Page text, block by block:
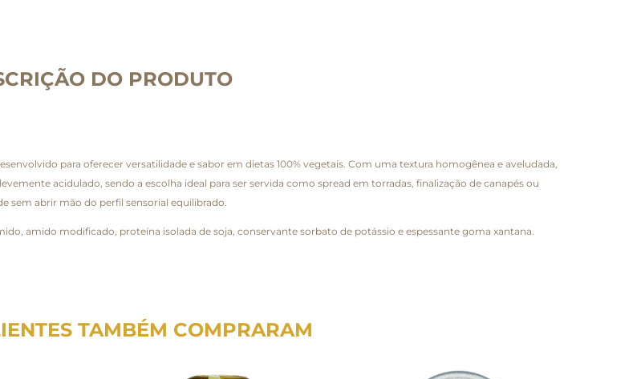
DO PRODUTO
para oferecer versatilidade e sabor em dietas 100% vegetais. Com uma textura homogênea e aveludada,
acidulado, sendo a escolha ideal para ser servida como spread em torradas, finalização de canapés ou
sem abrir mão do perfil sensorial equilibrado.
amido modificado, proteína isolada de soja, conservante sorbato de potássio e espessante goma xantana.
TAMBÉM COMPRARAM